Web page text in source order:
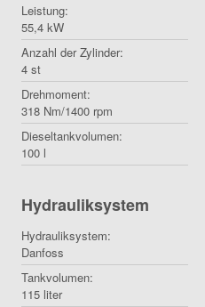
Leistung:
55,4 kW
Anzahl der Zylinder:
4 st
Drehmoment:
318 Nm/1400 rpm
Dieseltankvolumen:
100 l
Hydrauliksystem
Hydrauliksystem:
Danfoss
Tankvolumen:
115 liter